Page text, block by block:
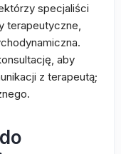
specjaliści
terapeutyczne,
aby
z terapeutą;